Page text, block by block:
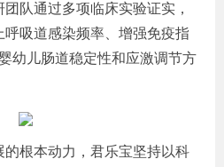
队通过多项临床实验证实，
吸道感染频率、增强免疫指
幼儿肠道稳定性和应激调节方
的根本动力，君乐宝坚持以科